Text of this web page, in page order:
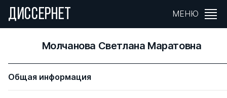
ДИССЕРНЕТ МЕНЮ
Молчанова Светлана Маратовна
Общая информация